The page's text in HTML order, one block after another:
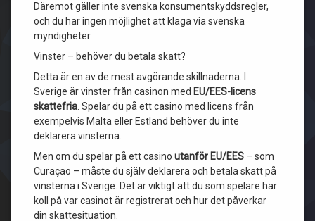
Däremot gäller inte svenska konsumentskyddsregler,
och du har ingen möjlighet att klaga via svenska
myndigheter.
Vinster – behöver du betala skatt?
Detta är en av de mest avgörande skillnaderna. I
Sverige är vinster från casinon med EU/EES-licens
skattefria . Spelar du på ett casino med licens från
exempelvis Malta eller Estland behöver du inte
deklarera vinsterna.
Men om du spelar på ett casino utanför EU/EES – som
Curaçao – måste du själv deklarera och betala skatt på
vinsterna i Sverige. Det är viktigt att du som spelare har
koll på var casinot är registrerat och hur det påverkar
din skattesituation.